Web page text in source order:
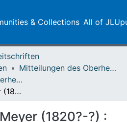
& Collections All of
Mitteilungen des Oberhessischen Geschichtsvereins Gießen
Mitteilungen des Oberhessischen Geschichtsvereins Gießen Vol. 093 (2008)
W.H. Theodor Meyer (1820?-?) : erfolglos aber folgenreich - aus dem Leben und Schaffen eines hessischen Gelehrten
(1820?-?) :